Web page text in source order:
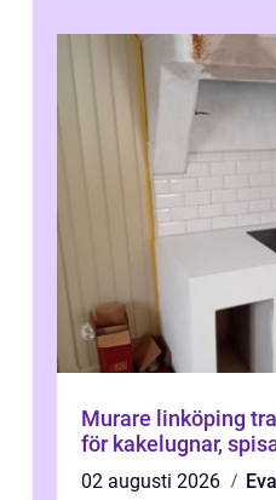
Murare linköping traditionellt hantverk
för kakelugnar,
02 augusti 2026